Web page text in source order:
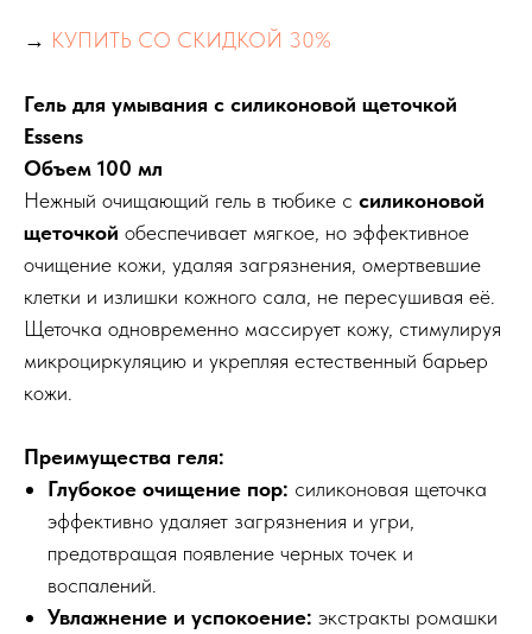
→ КУПИТЬ СО СКИДКОЙ 30%
Гель для умывания с силиконовой щеточкой
Essens
Объем 100 мл
Нежный очищающий гель в тюбике с силиконовой
щеточкой обеспечивает мягкое, но эффективное
очищение кожи, удаляя загрязнения, омертвевшие
клетки и излишки кожного сала, не пересушивая её.
Щеточка одновременно массирует кожу, стимулируя
микроциркуляцию и укрепляя естественный барьер
кожи.
Преимущества геля:
Глубокое очищение пор: силиконовая щеточка
эффективно удаляет загрязнения и угри,
предотвращая появление черных точек и
воспалений.
Увлажнение и успокоение: экстракты ромашки